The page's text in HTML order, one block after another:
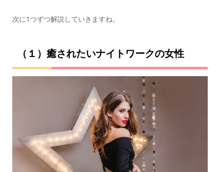
次に1つずつ解説していきますね。
（１）癒されたいナイトワークの女性